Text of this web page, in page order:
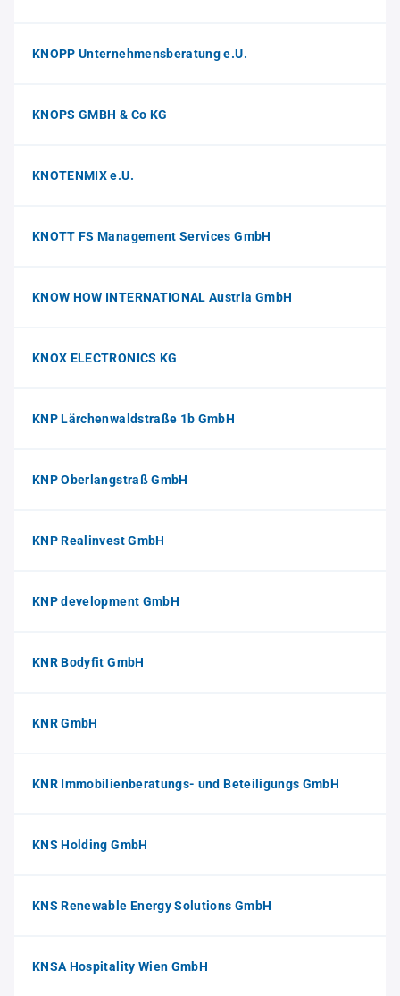
KNOPP Unternehmensberatung e.U.
KNOPS GMBH & Co KG
KNOTENMIX e.U.
KNOTT FS Management Services GmbH
KNOW HOW INTERNATIONAL Austria GmbH
KNOX ELECTRONICS KG
KNP Lärchenwaldstraße 1b GmbH
KNP Oberlangstraß GmbH
KNP Realinvest GmbH
KNP development GmbH
KNR Bodyfit GmbH
KNR GmbH
KNR Immobilienberatungs- und Beteiligungs GmbH
KNS Holding GmbH
KNS Renewable Energy Solutions GmbH
KNSA Hospitality Wien GmbH